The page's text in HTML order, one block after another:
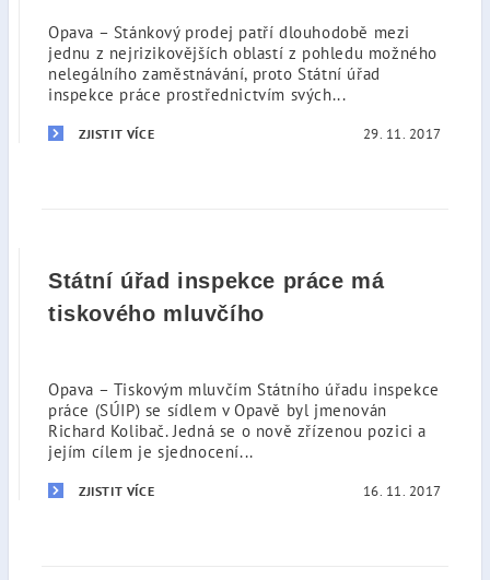
Opava – Stánkový prodej patří dlouhodobě mezi
jednu z nejrizikovějších oblastí z pohledu možného
nelegálního zaměstnávání, proto Státní úřad
inspekce práce prostřednictvím svých...
ZJISTIT VÍCE 29. 11. 2017
Státní úřad inspekce práce má
tiskového mluvčího
Opava – Tiskovým mluvčím Státního úřadu inspekce
práce (SÚIP) se sídlem v Opavě byl jmenován
Richard Kolibač. Jedná se o nově zřízenou pozici a
jejím cílem je sjednocení...
ZJISTIT VÍCE 16. 11. 2017